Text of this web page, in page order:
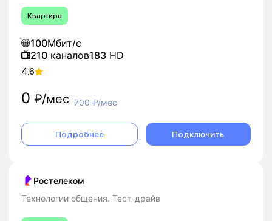
Квартира
100Мбит/с
210 каналов183 HD
4.6
0 ₽/мес 700₽/мес
Подробнее Подключить
Ростелеком
Технологии общения. Тест-драйв